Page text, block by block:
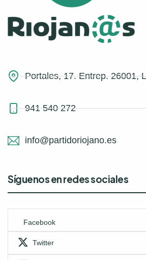
Portales, 17. Entrep. 26001,
941 540 272
info@partidoriojano.es
Síguenos en redes sociales
Facebook
Twitter